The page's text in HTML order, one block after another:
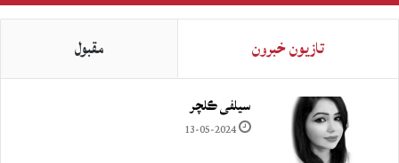
تازيون خبرون مقبول
سيلفي ڪلچر
13-05-2024